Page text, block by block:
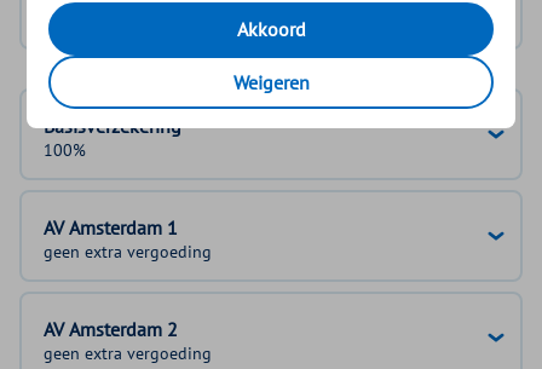
Geen DigiD?
Basisverzekering
100%
AV Amsterdam 1
geen extra vergoeding
AV Amsterdam 2
geen extra vergoeding
Akkoord
Weigeren